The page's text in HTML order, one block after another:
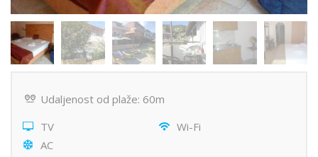
Udaljenost od plaže: 60m
TV
Wi-Fi
AC